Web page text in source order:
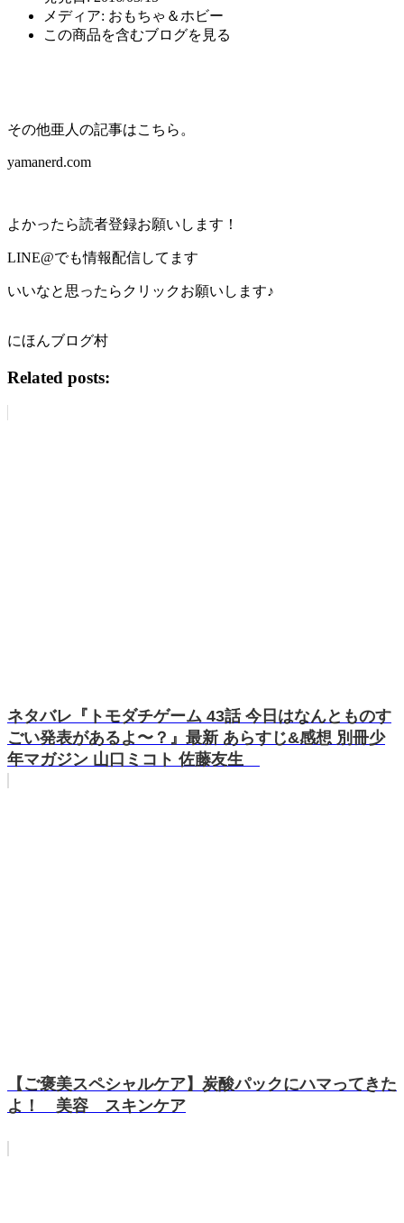
メディア: おもちゃ＆ホビー
この商品を含むブログを見る
その他亜人の記事はこちら。
yamanerd.com
よかったら読者登録お願いします！
LINE@でも情報配信してます
いいなと思ったらクリックお願いします♪
にほんブログ村
Related posts:
ネタバレ『トモダチゲーム 43話 今日はなんとものす
ごい発表があるよ〜？』最新 あらすじ&感想 別冊少
年マガジン 山口ミコト 佐藤友生
【ご褒美スペシャルケア】炭酸パックにハマってきた
よ！ 美容 スキンケア